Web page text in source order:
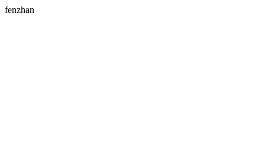
fenzhan